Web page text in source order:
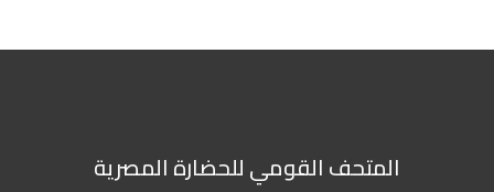
المتحف القومي للحضارة المصرية